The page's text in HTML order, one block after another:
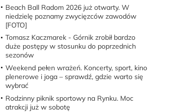
Beach Ball Radom 2026 już otwarty. W
niedzielę poznamy zwycięzców zawodów
[FOTO]
Tomasz Kaczmarek - Górnik zrobił bardzo
duże postępy w stosunku do poprzednich
sezonów
Weekend pełen wrażeń. Koncerty, sport, kino
plenerowe i joga – sprawdź, gdzie warto się
wybrać
Rodzinny piknik sportowy na Rynku. Moc
atrakcji już w sobotę